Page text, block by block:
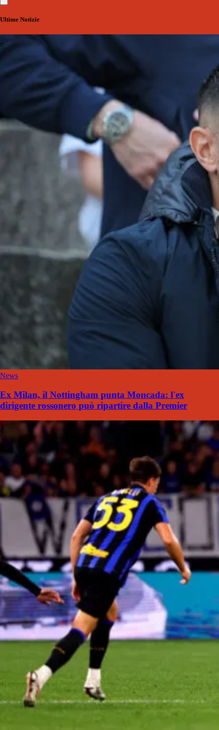
Ultime Notizie
News
Ex Milan, il Nottingham punta Moncada: l'ex
dirigente rossonero può ripartire dalla Premier